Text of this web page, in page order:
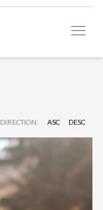
DIRECTION: ASC DESC